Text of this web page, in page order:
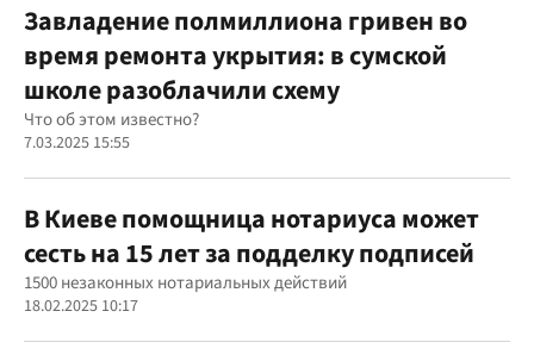
Завладение полмиллиона гривен во
время ремонта укрытия: в сумской
школе разоблачили схему
Что об этом известно?
7.03.2025 15:55
В Киеве помощница нотариуса может
сесть на 15 лет за подделку подписей
1500 незаконных нотариальных действий
18.02.2025 10:17